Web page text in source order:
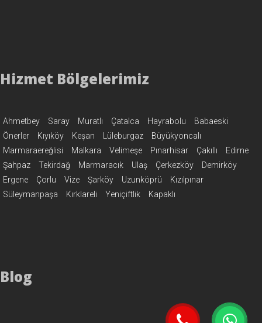
Hizmet Bölgelerimiz
Ahmetbey Saray Muratlı Çatalca Hayrabolu
Babaeski
Önerler
Kıyıköy Keşan Lüleburgaz
Büyükyoncalı
Marmaraereğlisi
Malkara Velimeşe Pınarhisar Çakıllı
Edirne
Şahpaz
Tekirdağ Marmaracık Ulaş Çerkezköy
Demirköy
Ergene
Çorlu Vize Şarköy Uzunköprü
Kızılpınar
Süleymanpaşa
Kırklareli Yeniçiftlik Kapaklı
Blog